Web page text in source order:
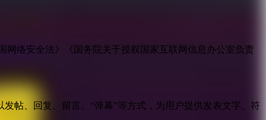
络安全法》《国务院关于授权国家互联网信息办公室负责
帖、回复、留言、“弹幕”等方式，为用户提供发表文字、符